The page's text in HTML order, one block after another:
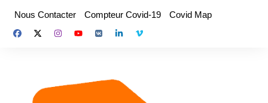
Nous Contacter Compteur Covid-19 Covid Map